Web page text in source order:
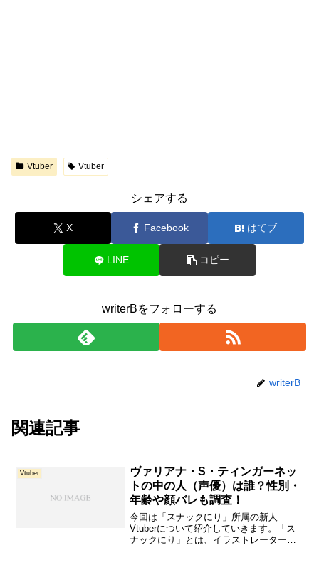
Vtuber Vtuber
シェアする
X Facebook はてブ
LINE コピー
writerBをフォローする
writerB
関連記事
Vtuber
ヴァリアナ・S・ティンガーネッ
トの中の人（声優）は誰？性別・
年齢や顔バレも調査！
今回は「スナックにり」所属の新人
Vtuberについて紹介していきます。「ス
ナックにり」とは、イラストレーターの